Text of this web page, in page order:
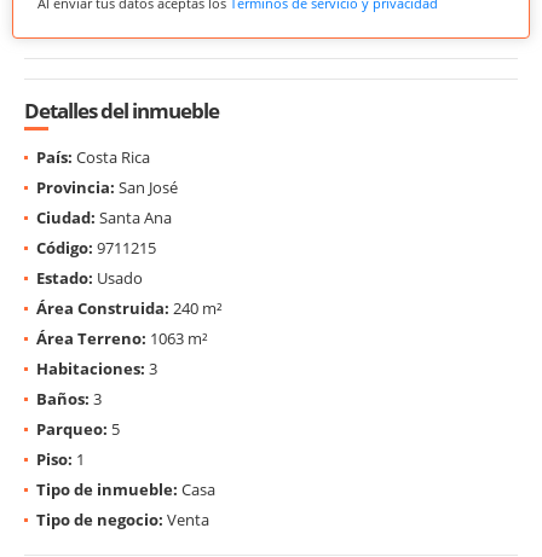
Detalles del inmueble
País: Costa Rica
Provincia: San José
Ciudad: Santa Ana
Código: 9711215
Estado: Usado
Área Construida: 240 m²
Área Terreno: 1063 m²
Habitaciones: 3
Baños: 3
Parqueo: 5
Piso: 1
Tipo de inmueble: Casa
Tipo de negocio: Venta